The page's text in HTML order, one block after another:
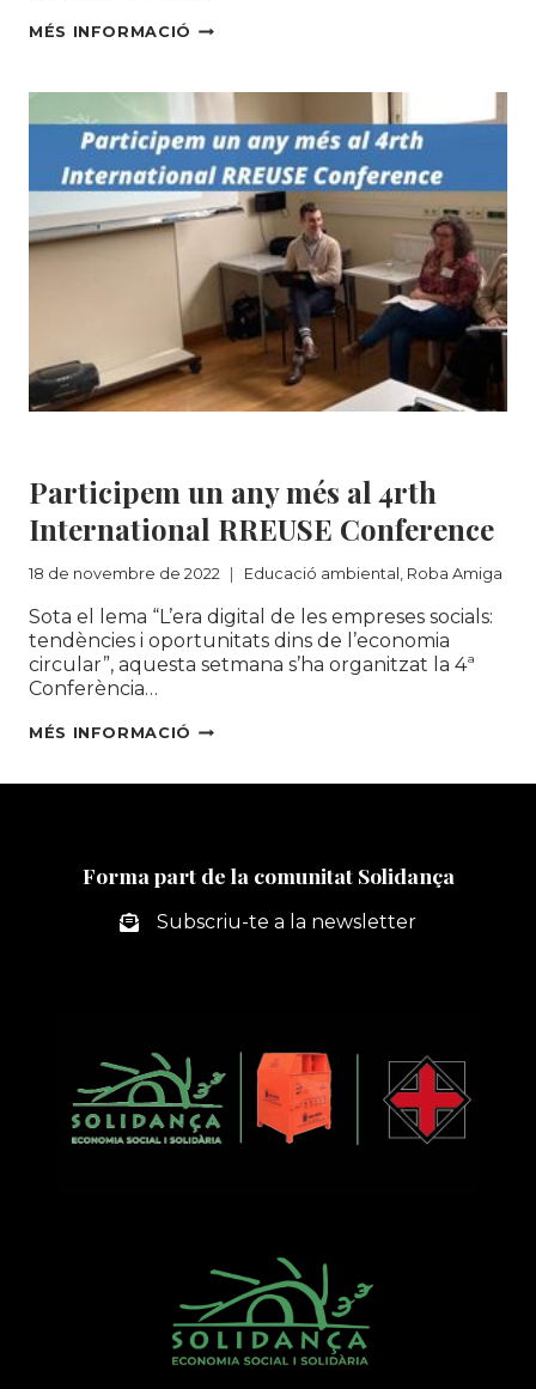
MÉS INFORMACIÓ PARTICIPEM
EDICIÓ
DEL
CONAMA,
EL
CONGRÉS
NACIONAL
DE
MEDI
AMBIENT
MADRID
Participem un any més al 4rth
International RREUSE Conference
18 de novembre de 2022 Educació ambiental , Roba Amiga
Sota el lema “L’era digital de les empreses socials:
tendències i oportunitats dins de l’economia
circular”, aquesta setmana s’ha organitzat la 4ª
Conferència…
MÉS INFORMACIÓ PARTICIPEM
INTERNATIONAL
CONFERENCE
Forma part de la comunitat Solidança
Subscriu-te a la newsletter